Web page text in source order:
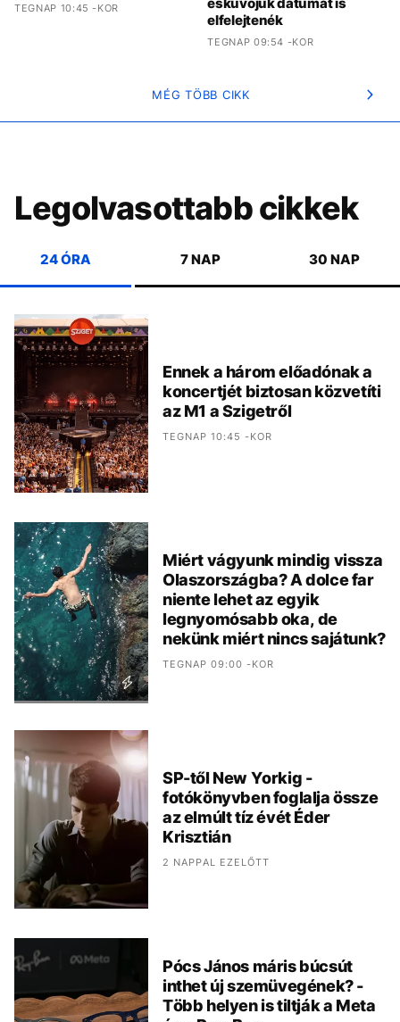
TEGNAP 10:45 -KOR
elfelejtenék
TEGNAP 09:54 -KOR
MÉG TÖBB CIKK
Legolvasottabb cikkek
24 ÓRA 7 NAP 30 NAP
Ennek a három előadónak a
koncertjét biztosan közvetíti
az M1 a Szigetről
TEGNAP 10:45 -KOR
Miért vágyunk mindig vissza
Olaszországba? A dolce far
niente lehet az egyik
legnyomósabb oka, de
nekünk miért nincs sajátunk?
TEGNAP 09:00 -KOR
SP-től New Yorkig -
fotókönyvben foglalja össze
az elmúlt tíz évét Éder
Krisztián
2 NAPPAL EZELŐTT
Pócs János máris búcsút
inthet új szemüvegének? -
Több helyen is tiltják a Meta